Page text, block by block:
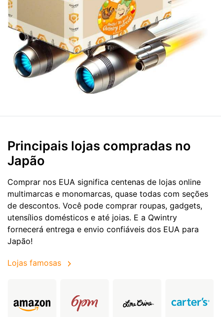
Principais lojas compradas no
Japão
Comprar nos EUA significa centenas de lojas online
multimarcas e monomarcas, quase todas com seções
de descontos. Você pode comprar roupas, gadgets,
utensílios domésticos e até joias. E a Qwintry
fornecerá entrega e envio confiáveis dos EUA para
Japão!
Lojas famosas